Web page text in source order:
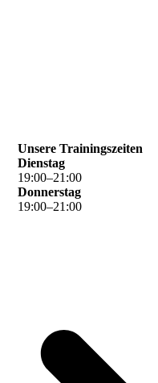
Unsere Trainingszeiten
Dienstag
19:00–21 :00
Donnerstag
19:00–21 :00